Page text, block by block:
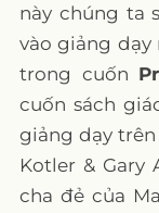
7. Hỗ
8. Vận
and
Lời kết
Những
này chúng ta
vào giảng dạy
trong cuốn
cuốn sách
giảng dạy
Kotler & Gary
cha đẻ của